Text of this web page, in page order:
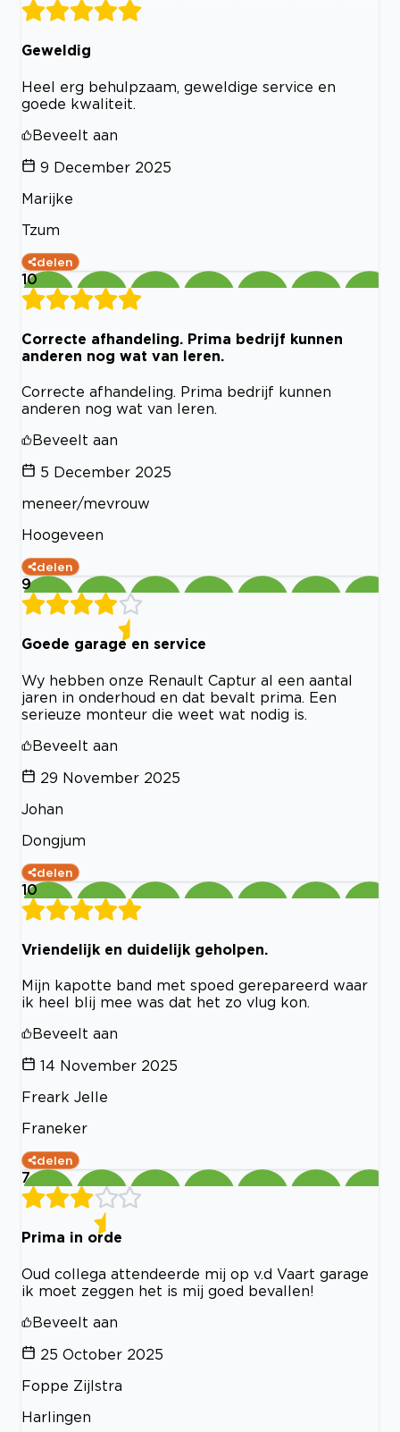
Geweldig
Heel erg behulpzaam, geweldige service en
goede kwaliteit.
Beveelt aan
9 December 2025
Marijke
Tzum
delen
10
Correcte afhandeling. Prima bedrijf kunnen
anderen nog wat van leren.
Correcte afhandeling. Prima bedrijf kunnen
anderen nog wat van leren.
Beveelt aan
5 December 2025
meneer/mevrouw
Hoogeveen
delen
9
Goede garage en service
Wy hebben onze Renault Captur al een aantal
jaren in onderhoud en dat bevalt prima. Een
serieuze monteur die weet wat nodig is.
Beveelt aan
29 November 2025
Johan
Dongjum
delen
10
Vriendelijk en duidelijk geholpen.
Mijn kapotte band met spoed gerepareerd waar
ik heel blij mee was dat het zo vlug kon.
Beveelt aan
14 November 2025
Freark Jelle
Franeker
delen
7
Prima in orde
Oud collega attendeerde mij op v.d Vaart garage
ik moet zeggen het is mij goed bevallen!
Beveelt aan
25 October 2025
Foppe Zijlstra
Harlingen